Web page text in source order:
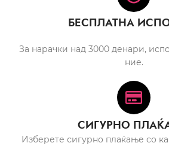
БЕСПЛАТНА
За нарачки над 3000 денари,
ние.
СИГУРНО
Изберете сигурно плаќање со